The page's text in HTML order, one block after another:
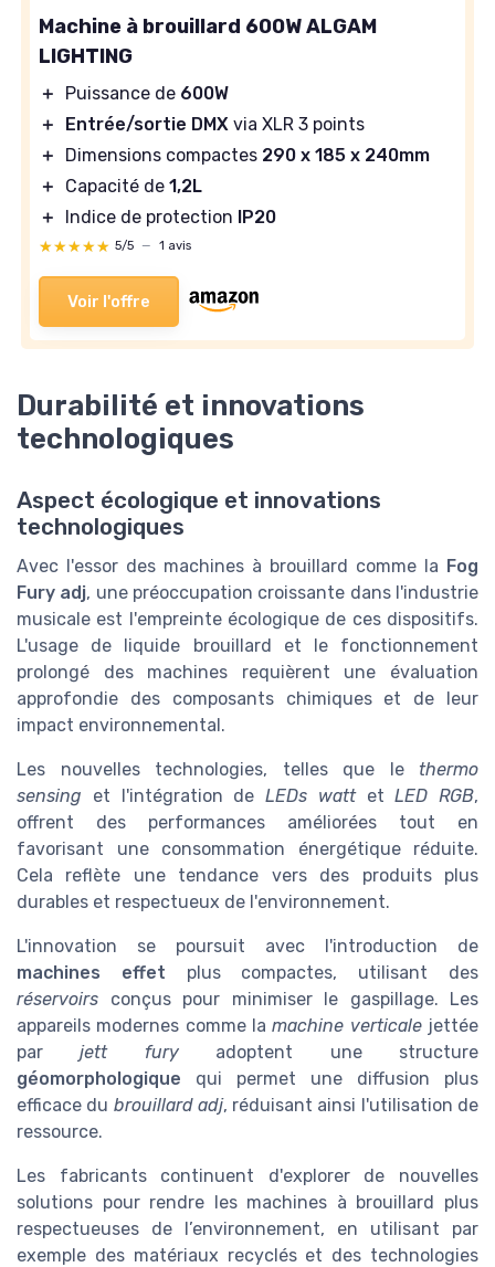
Machine à brouillard 600W ALGAM
LIGHTING
＋ Puissance de 600W
＋
Entrée/sortie DMX via XLR 3 points
＋
Dimensions compactes 290 x 185 x 240mm
＋
Capacité de 1,2L
＋
Indice de protection IP20
★★★★★
★★★★★ 5/5 — 1 avis
Voir l'offre
Durabilité et innovations
technologiques
Aspect écologique et innovations
technologiques
Avec l'essor des machines à brouillard comme la Fog
Fury adj, une préoccupation croissante dans l'industrie
musicale est l'empreinte écologique de ces dispositifs.
L'usage de liquide brouillard et le fonctionnement
prolongé des machines requièrent une évaluation
approfondie des composants chimiques et de leur
impact environnemental.
Les nouvelles technologies, telles que le thermo
sensing et l'intégration de LEDs wattetLED RGB,
offrent des performances améliorées tout en
favorisant une consommation énergétique réduite.
Cela reflète une tendance vers des produits plus
durables et respectueux de l'environnement.
L'innovation se poursuit avec l'introduction de
machines effet plus compactes, utilisant des
réservoirs conçus pour minimiser le gaspillage. Les
appareils modernes comme lamachine verticalejettée
parjett furyadoptent une structure
géomorphologique qui permet une diffusion plus
efficace du brouillard adj, réduisant ainsi l'utilisation de
ressource.
Les fabricants continuent d'explorer de nouvelles
solutions pour rendre les machines à brouillard plus
respectueuses de l’environnement, en utilisant par
exemple des matériaux recyclés et des technologies